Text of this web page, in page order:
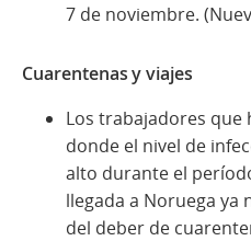
7 de noviembre.
Cuarentenas y viajes
Los trabajadores que
donde el nivel de
alto durante el
llegada a Noruega ya
del deber de